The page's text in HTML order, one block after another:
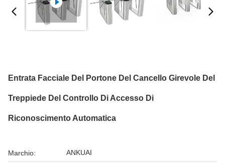
Entrata Facciale Del Portone Del Cancello Girevole Del
Treppiede Del Controllo Di Accesso Di
Riconoscimento Automatica
Marchio: ANKUAI